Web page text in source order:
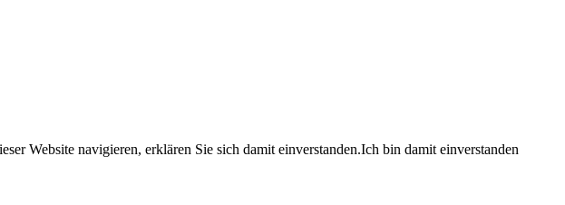
Website navigieren, erklären Sie sich damit einverstanden.Ich bin damit einverstanden